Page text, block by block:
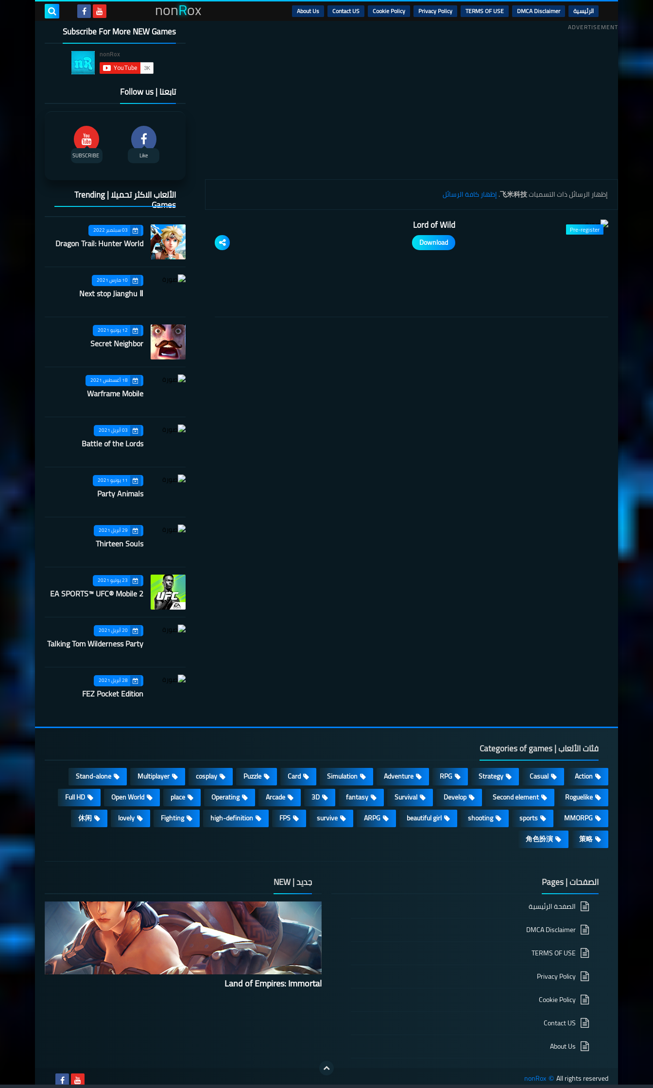
الرئيسية DMCA Disclaimer
TERMS OF USE
Privacy Policy
Cookie Policy
Contact US
About Us
nonRox
ADVERTISEMENT
‏إظهار الرسائل ذات التسميات飞米科技
.إظهار كافة الرسائل
Pre-register
Lord of Wild
Download
Subscribe For More NEW Games
تابعنا | Follow us
Like
SUBSCRIBE
الألعاب الاكثر تحميلا | Trending
Games
03 سبتمبر 2022
Dragon Trail: Hunter World
10 مارس 2021
Next stop Jianghu Ⅱ
12 يونيو 2021
Secret Neighbor
18 أغسطس 2021
Warframe Mobile
03 أبريل 2021
Battle of the Lords
11 يونيو 2021
Party Animals
29 أبريل 2021
Thirteen Souls
23 يوليو 2021
EA SPORTS™ UFC® Mobile 2
20 أبريل 2021
Talking Tom Wilderness Party
28 أبريل 2021
FEZ Pocket Edition
فئات الألعاب | Categories of games
Action
Casual
Strategy
RPG
Adventure
Simulation
Card
Puzzle
cosplay
Multiplayer
Stand-alone
Roguelike
Second element
Develop
Survival
fantasy
3D
Arcade
Operating
place
Open World
Full HD
MMORPG
sports
shooting
beautiful girl
ARPG
survive
FPS
high-definition
Fighting
lovely
休闲
策略
角色扮演
الصفحات | Pages
الصفحة الرئيسية
DMCA Disclaimer
TERMS OF USE
Privacy Policy
Cookie Policy
Contact US
About Us
جديد | NEW
Land of Empires: Immortal
All rights reserved
©
nonRox